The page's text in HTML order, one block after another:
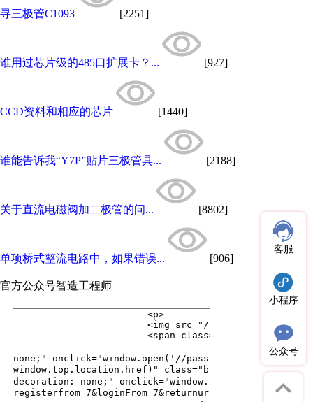
寻三极管C1093 [2251]
谁用过芯片级的485口扩展卡？... [927]
CCD资料和相应的芯片 [1440]
谁能告诉我“Y7P”贴片三极管具... [2188]
关于直流电磁阀加二极管的问... [8802]
单项桥式整流电路中，如果错误... [906]
官方公众号智造工程师
客服
小程序
公众号